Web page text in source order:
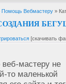
Помощь Вебмастеру »
[скачивать
мастеру не
то маленькой